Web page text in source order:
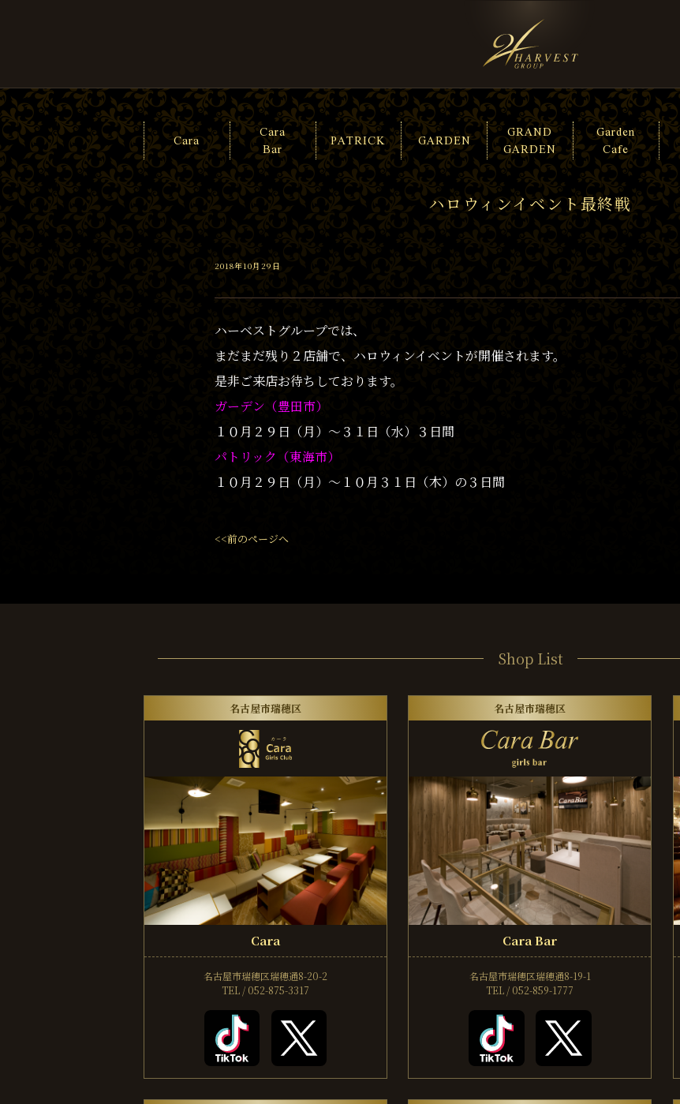
Cara Cara
Bar PATRICK GARDEN GRAND
GARDEN
Garden
Cafe
ハロウィンイベント最終戦
2018年10月29日
ハーベストグループでは、
まだまだ残り２店舗で、ハロウィンイベントが開催されます。
是非ご来店お待ちしております。
ガーデン（豊田市）
１０月２９日（月）〜３１日（水）３日間
パトリック（東海市）
１０月２９日（月）〜１０月３１日（木）の３日間
<<前のページへ
Shop List
名古屋市瑞穂区
Cara
名古屋市瑞穂区瑞穂通8-20-2
TEL / 052-875-3317
名古屋市瑞穂区
Cara Bar
名古屋市瑞穂区瑞穂通8-19-1
TEL / 052-859-1777